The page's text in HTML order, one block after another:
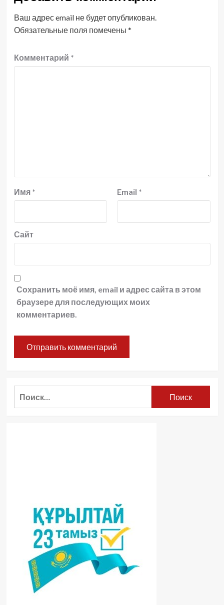
Ваш адрес email не будет опубликован.
Обязательные поля помечены *
Комментарий *
Имя * Email *
Сайт
Сохранить моё имя, email и адрес сайта в этом
браузере для последующих моих
комментариев.